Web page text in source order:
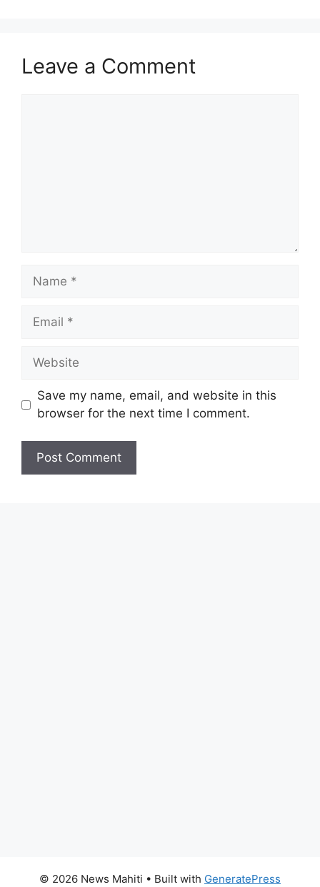
Leave a Comment
Name
Email
Website
Save my name, email, and website in this
browser for the next time I comment.
© 2026 News Mahiti • Built with GeneratePress